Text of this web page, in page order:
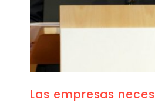
Las empresas